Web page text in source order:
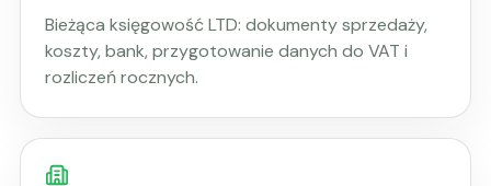
Bieżąca księgowość LTD: dokumenty sprzedaży,
koszty, bank, przygotowanie danych do VAT i
rozliczeń rocznych.